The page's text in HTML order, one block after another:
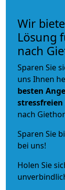
Wir
Lösung
nach
Sparen Sie
uns Ihnen
besten
stressfreien
nach
Sparen Sie
bei uns!
Holen Sie